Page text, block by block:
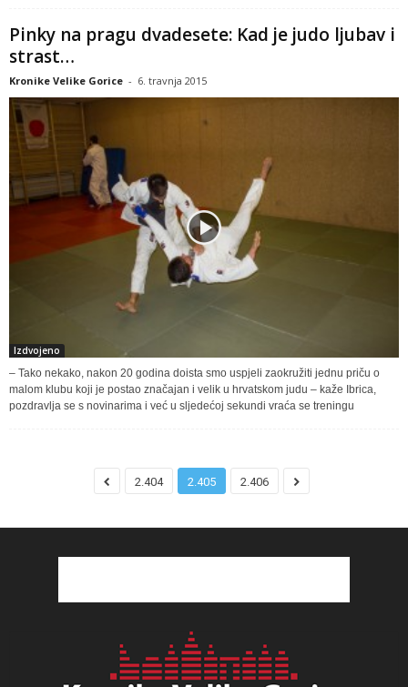
Pinky na pragu dvadesete: Kad je judo ljubav i
strast…
Kronike Velike Gorice - 6. travnja 2015
Izdvojeno
– Tako nekako, nakon 20 godina doista smo uspjeli zaokružiti jednu priču o
malom klubu koji je postao značajan i velik u hrvatskom judu – kaže Ibrica,
pozdravlja se s novinarima i već u sljedećoj sekundi vraća se treningu
2.404 2.405 2.406